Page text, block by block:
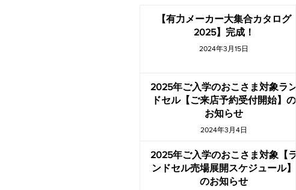
【有力メーカー大集合カタログ
2025】完成！
2024年3月15日
2025年ご入学のおこさま対象ラン
ドセル【ご来店予約受付開始】の
お知らせ
2024年3月4日
2025年ご入学のおこさま対象【ラ
ンドセル売場展開スケジュール】
のお知らせ